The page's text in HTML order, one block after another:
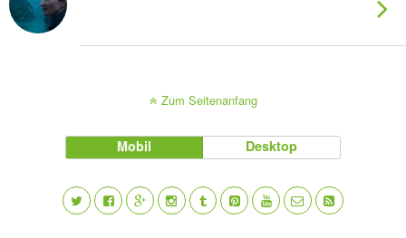
Zum Seitenanfang
Mobil Desktop